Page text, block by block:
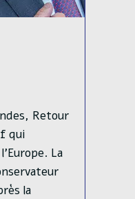
Retour
qui
La
la